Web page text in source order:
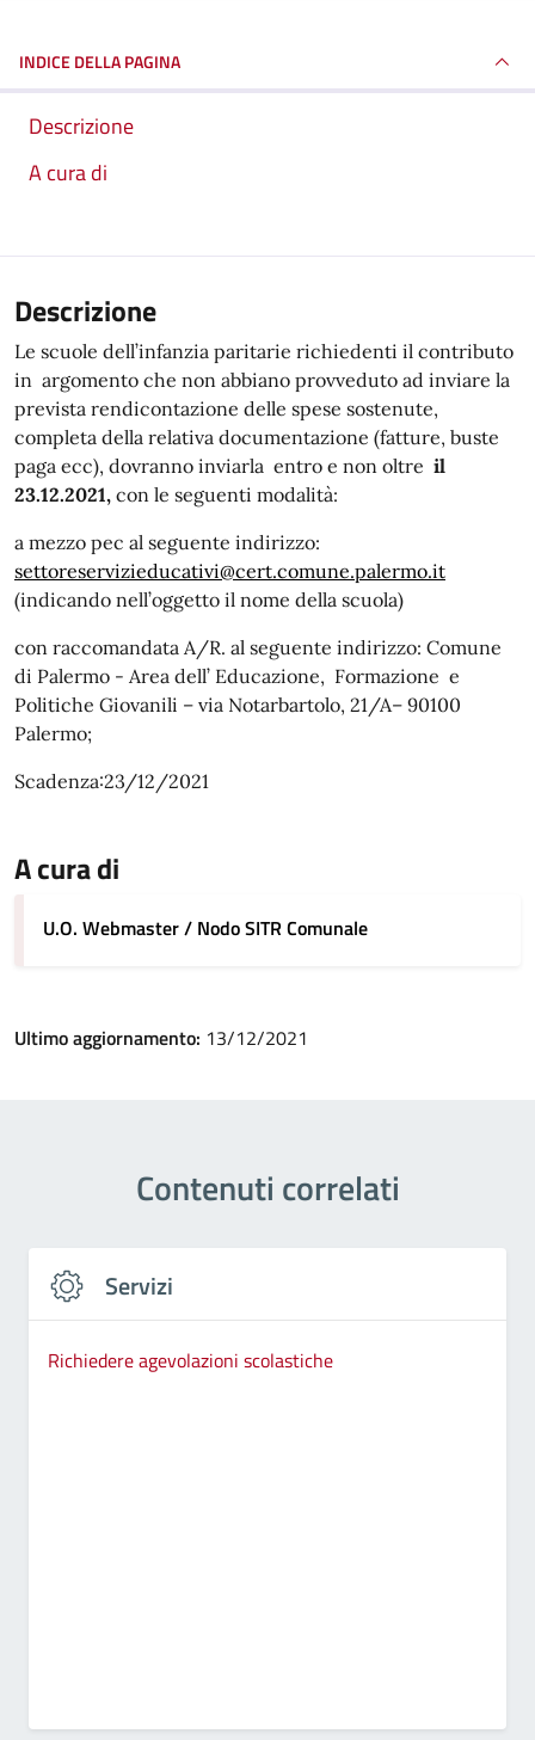
INDICE DELLA PAGINA
Descrizione
A cura di
Descrizione
Le scuole dell’infanzia paritarie richiedenti il contributo
in argomento che non abbiano provveduto ad inviare la
prevista rendicontazione delle spese sostenute,
completa della relativa documentazione (fatture, buste
paga ecc), dovranno inviarla entro e non oltre il
23.12.2021, con le seguenti modalità:
a mezzo pec al seguente indirizzo:
settoreservizieducativi@cert.comune.palermo.it
(indicando nell’oggetto il nome della scuola)
con raccomandata A/R. al seguente indirizzo: Comune
di Palermo - Area dell’ Educazione, Formazione e
Politiche Giovanili – via Notarbartolo, 21/A– 90100
Palermo;
Scadenza:23/12/2021
A cura di
U.O. Webmaster / Nodo SITR Comunale
Ultimo aggiornamento: 13/12/2021
Contenuti correlati
Servizi
Richiedere agevolazioni scolastiche